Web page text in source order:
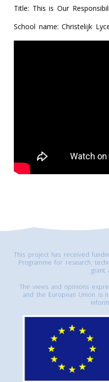
Title: This is Our
School name: Christelijk
This project has received
Programme for research,
grant
The views and opinions
and the European Union is